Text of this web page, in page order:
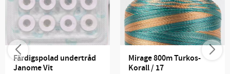
Färdigspolad undertråd
Janome Vit
Mirage 800m Turkos-
Korall / 17